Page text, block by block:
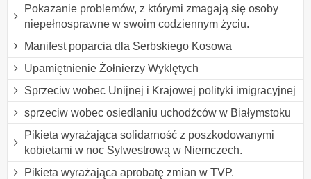
Pokazanie problemów, z którymi zmagają się osoby
niepełnosprawne w swoim codziennym życiu.
Manifest poparcia dla Serbskiego Kosowa
Upamiętnienie Żołnierzy Wyklętych
Sprzeciw wobec Unijnej i Krajowej polityki imigracyjnej
sprzeciw wobec osiedlaniu uchodźców w Białymstoku
Pikieta wyrażająca solidarność z poszkodowanymi
kobietami w noc Sylwestrową w Niemczech.
Pikieta wyrażająca aprobatę zmian w TVP.